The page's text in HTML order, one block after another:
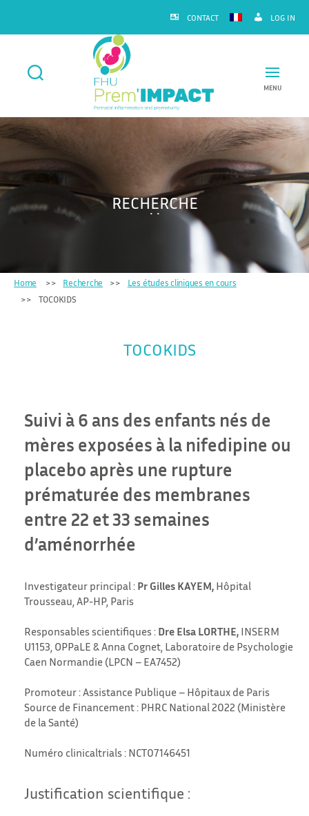
CONTACT LOG IN
FHU
Prem'IMPACT
MENU
RECHERCHE
Home Recherche
Les études cliniques en cours
TOCOKIDS
TOCOKIDS
Suivi à 6 ans des enfants nés de
mères exposées à la nifedipine ou
placebo après une rupture
prématurée des membranes
entre 22 et 33 semaines
d’aménorrhée
Investigateur principal : Pr Gilles KAYEM, Hôpital
Trousseau, AP-HP, Paris
Responsables scientifiques : Dre Elsa LORTHE, INSERM
U1153, OPPaLE & Anna Cognet, Laboratoire de Psychologie
Caen Normandie (LPCN – EA7452)
Promoteur : Assistance Publique – Hôpitaux de Paris
Source de Financement : PHRC National 2022 (Ministère
de la Santé)
Numéro clinicaltrials : NCT07146451
Justification scientifique :